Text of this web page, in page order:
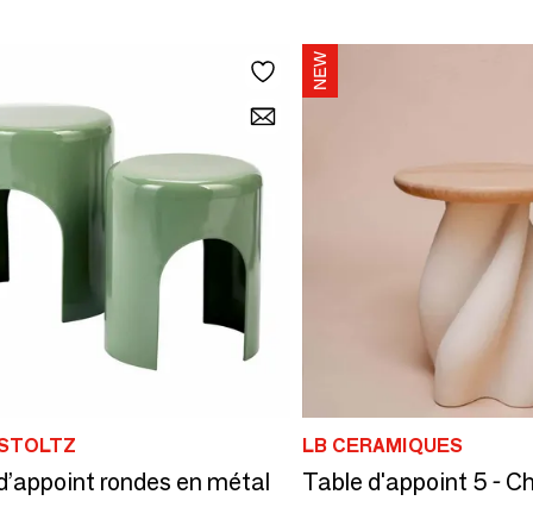
rondes en métal
LB CERAMIQUES
Table d'appoint 5 -